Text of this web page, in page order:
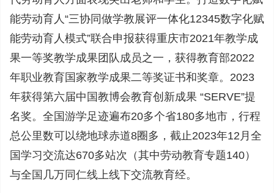
能劳动育人“三协同做学教展评一体化12345数字化赋
能劳动育人模式”联合申报获得重庆市2021年教学成
果一等奖教学成果团队成员之一，获得教育部2022
年职业教育国家教学成果二等奖证书和奖章。2023
年获得第六届中国教博会教育创新成果 “SERVE”提
名奖。全国游学足迹遍布20多个省180多地市，行程
总公里数可以绕地球赤道8圈多，截止2023年12月全
国学习交流达670多站次（其中劳动教育专题140）
与全国几万同仁线上线下交流教育经。